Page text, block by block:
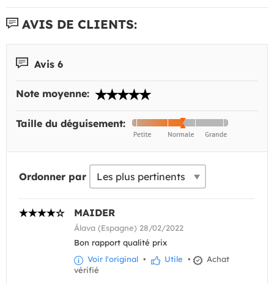
AVIS DE CLIENTS:
Avis 6
Note moyenne:
Taille du déguisement:
Ordonner par
MAIDER
Álava (Espagne) 28/02/2022
Bon rapport qualité prix
Voir l'original • Utile •
Achat
vérifié